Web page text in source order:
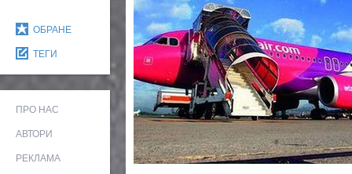
ОБРАНЕ
ТЕГИ
ПРО НАС
АВТОРИ
РЕКЛАМА